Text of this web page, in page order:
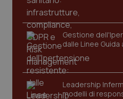
Gestione
dalle Linee
Leadership
modelli di